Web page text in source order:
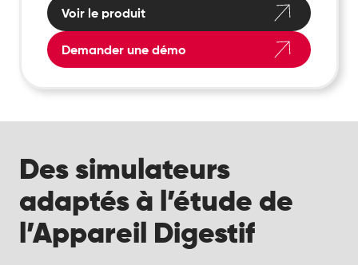
Voir le produit
Demander une démo
Des simulateurs
adaptés à l’étude de
l’Appareil Digestif